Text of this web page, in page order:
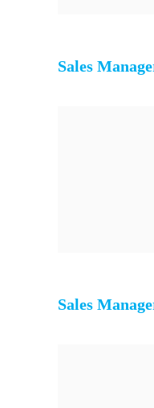
Sales
Sales